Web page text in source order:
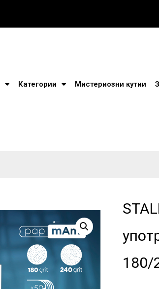
Категории Мистериозни кутии
180/